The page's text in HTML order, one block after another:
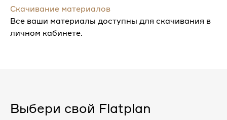
Скачивание материалов
Все ваши материалы доступны для скачивания в
личном кабинете.
Выбери свой Flatplan